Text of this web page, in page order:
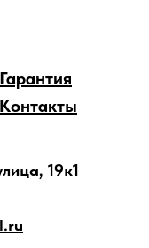
Гарантия
Контакты
19к1